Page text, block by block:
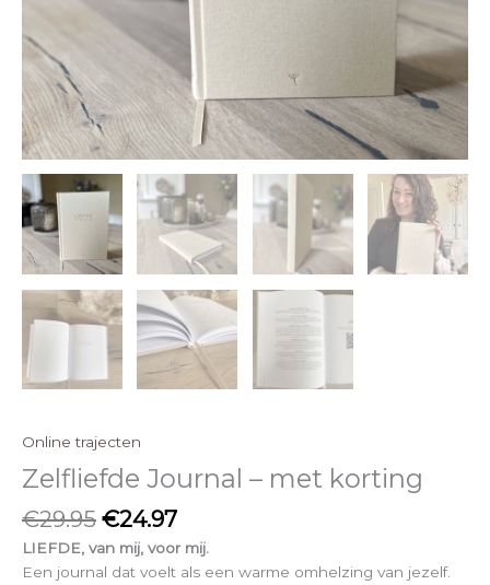
Online trajecten
Zelfliefde Journal – met korting
€29.95 €24.97
LIEFDE, van mij, voor mij.
Een journal dat voelt als een warme omhelzing van jezelf.